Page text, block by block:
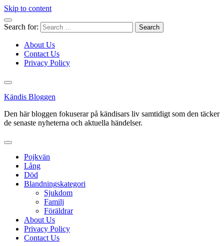
Skip to content
Search for:
About Us
Contact Us
Privacy Policy
Kändis Bloggen
Den här bloggen fokuserar på kändisars liv samtidigt som den täcker
de senaste nyheterna och aktuella händelser.
Pojkvän
Lång
Död
Blandningskategori
Sjukdom
Familj
Föräldrar
About Us
Privacy Policy
Contact Us